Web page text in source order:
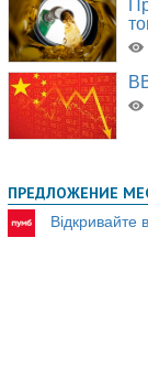
ПРЕДЛОЖЕНИЕ